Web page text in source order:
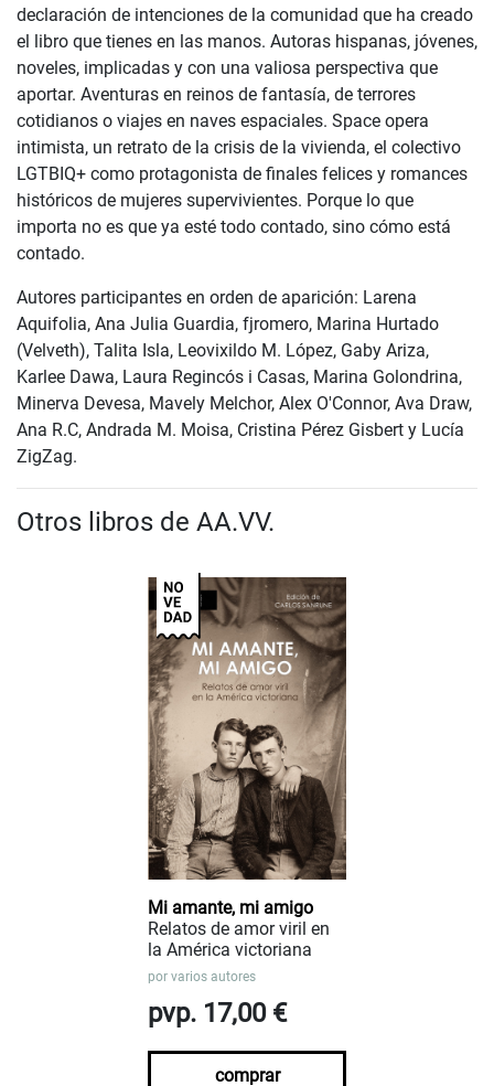
declaración de intenciones de la comunidad que ha creado
el libro que tienes en las manos. Autoras hispanas, jóvenes,
noveles, implicadas y con una valiosa perspectiva que
aportar. Aventuras en reinos de fantasía, de terrores
cotidianos o viajes en naves espaciales. Space opera
intimista, un retrato de la crisis de la vivienda, el colectivo
LGTBIQ+ como protagonista de finales felices y romances
históricos de mujeres supervivientes. Porque lo que
importa no es que ya esté todo contado, sino cómo está
contado.
Autores participantes en orden de aparición: Larena
Aquifolia, Ana Julia Guardia, fjromero, Marina Hurtado
(Velveth), Talita Isla, Leovixildo M. López, Gaby Ariza,
Karlee Dawa, Laura Regincós i Casas, Marina Golondrina,
Minerva Devesa, Mavely Melchor, Alex O'Connor, Ava Draw,
Ana R.C, Andrada M. Moisa, Cristina Pérez Gisbert y Lucía
ZigZag.
Otros libros de AA.VV.
Mi amante, mi amigo
Relatos de amor viril en
la América victoriana
por varios autores
pvp. 17,00 €
comprar